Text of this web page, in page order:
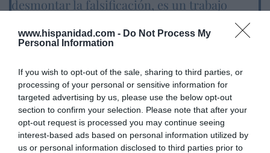
www.hispanidad.com - Do Not Process My
Personal Information
If you wish to opt-out of the sale, sharing to third parties, or
processing of your personal or sensitive information for
targeted advertising by us, please use the below opt-out
section to confirm your selection. Please note that after your
opt-out request is processed you may continue seeing
interest-based ads based on personal information utilized by
us or personal information disclosed to third parties prior to
desmontar la falsificación, es un trabajo
por Hispanidad
DIARIO DE LA CORRUPCIÓN SANCHISTA
Diario de la corrupción sanchista. Hazte
Oír se manifiesta delante de La Mareta:
“Pedro Sánchez es un criminal”